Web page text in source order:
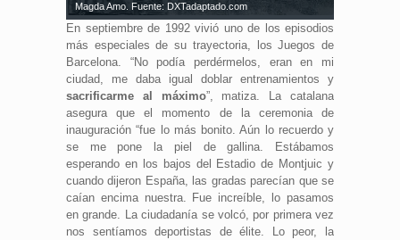
Magda Amo. Fuente: DXTadaptado.com
En septiembre de 1992 vivió uno de los episodios
más especiales de su trayectoria, los Juegos de
Barcelona. “No podía perdérmelos, eran en mi
ciudad, me daba igual doblar entrenamientos y
sacrificarme al máximo”, matiza. La catalana
asegura que el momento de la ceremonia de
inauguración “fue lo más bonito. Aún lo recuerdo y
se me pone la piel de gallina. Estábamos
esperando en los bajos del Estadio de Montjuic y
cuando dijeron España, las gradas parecían que se
caían encima nuestra. Fue increíble, lo pasamos
en grande. La ciudadanía se volcó, por primera vez
nos sentíamos deportistas de élite. Lo peor, la